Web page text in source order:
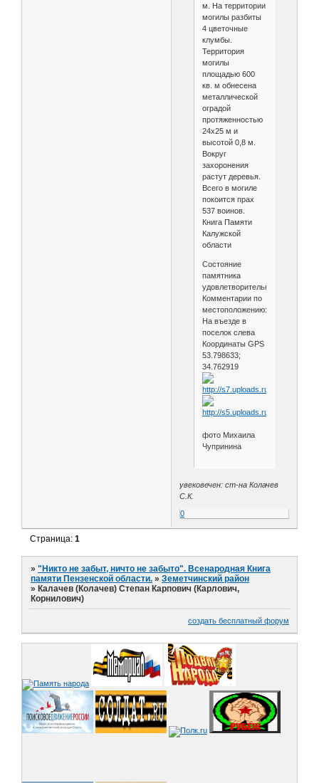
м. На территории
могилы разбиты
4 цветочные
клумбы.
Территория
могилы
площадью 600
кв. м обнесена
металлической
оградой
протяженностью
24x25 м и
высотой 0,8 м.
Вокруг
захоронения
растут деревья.
Всего в могиле
покоится прах
537 воинов.
Книга Памяти
Калужской
области
Состояние
памятника
удовлетворительное
Комментарии по
местоположению:
На въезде в
поселок слева
Координаты GPS
53.798633;
34.762919
фото Михаила
Чупринина
увековечен: ст-на Колачев
С.К.
0
Страница:1
»"Никто не забыт, ничто не забыто". Всенародная Книга
памяти Пензенской области. »Земетчинский район
»Калачев (Колачев) Степан Карпович (Карлович,
Корнилович)
создать бесплатный форум